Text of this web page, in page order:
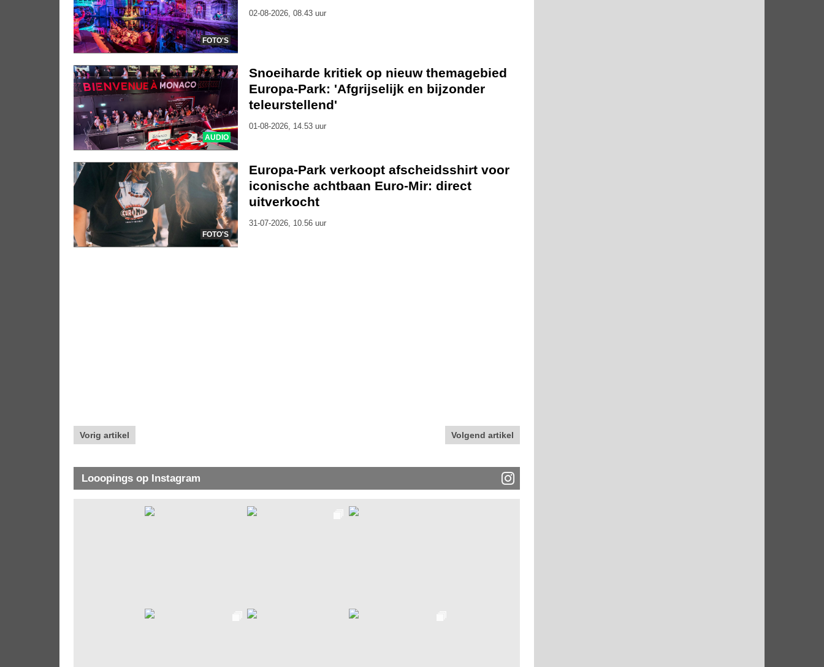
FOTO'S
02-08-2026, 08.43 uur
AUDIO
Snoeiharde kritiek op nieuw themagebied
Europa-Park: 'Afgrijselijk en bijzonder
teleurstellend'
01-08-2026, 14.53 uur
FOTO'S
Europa-Park verkoopt afscheidsshirt voor
iconische achtbaan Euro-Mir: direct
uitverkocht
31-07-2026, 10.56 uur
Vorig artikel Volgend artikel
Looopings op Instagram